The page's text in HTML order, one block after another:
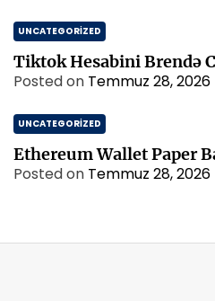
UNCATEGORIZED
Tiktok Hesabini Brendə
Posted on Temmuz 28, 2026
UNCATEGORIZED
Ethereum Wallet Paper
Posted on Temmuz 28, 2026